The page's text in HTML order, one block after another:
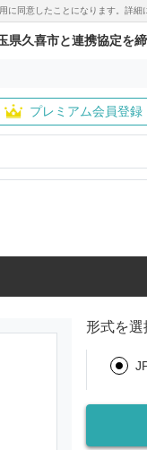
同意したことになります。詳細
県久喜市と連携協定を
プレミアム会員登録
形式を選